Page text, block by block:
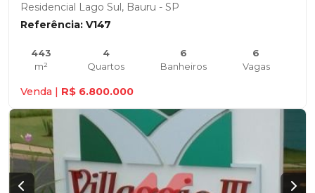
Residencial Lago Sul, Bauru - SP
Referência: V147
443
m²
4
Quartos
6
Banheiros
6
Vagas
Venda | R$ 6.800.000